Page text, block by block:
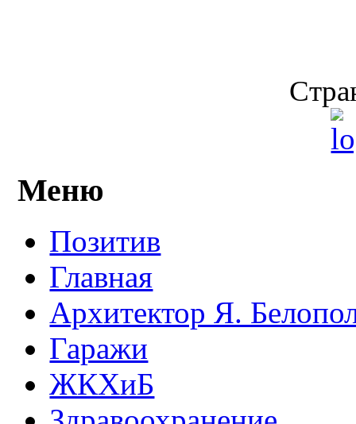
Меню
Позитив
Главная
Архитектор Я.
Гаражи
ЖКХиБ